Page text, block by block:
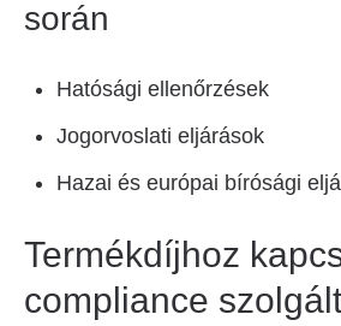
során
Hatósági ellenőrzések
Jogorvoslati eljárások
Hazai és európai bírósági
Termékdíjhoz
compliance